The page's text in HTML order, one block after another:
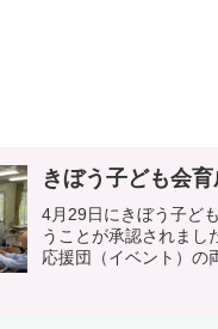
きぼう子ども会
4月29日にきぼう子ど
うことが承認されまし
応援団（イベント）